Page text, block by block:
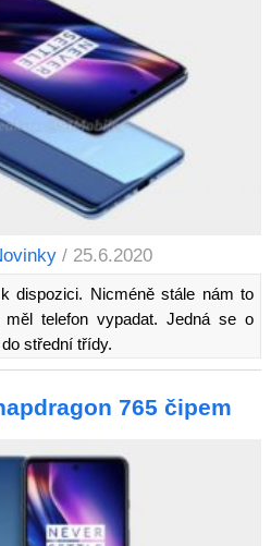
/ 25.6.2020
dispozici. Nicméně stále nám to
telefon vypadat. Jedná se o
střední třídy.
765 čipem